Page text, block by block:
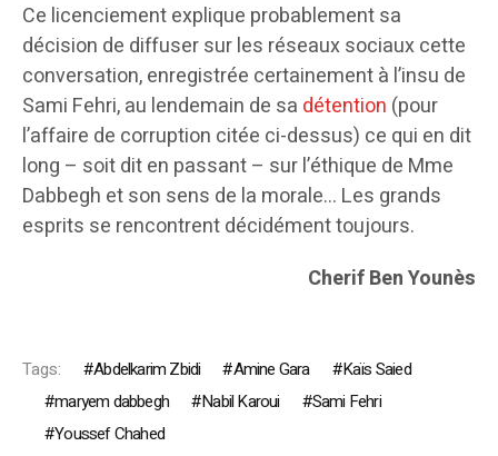
Ce licenciement explique probablement sa
décision de diffuser sur les réseaux sociaux cette
conversation, enregistrée certainement à l’insu de
Sami Fehri, au lendemain de sa détention (pour
l’affaire de corruption citée ci-dessus) ce qui en dit
long – soit dit en passant – sur l’éthique de Mme
Dabbegh et son sens de la morale… Les grands
esprits se rencontrent décidément toujours.
Cherif Ben Younès
Tags: Abdelkarim Zbidi Amine Gara
Kaïs Saied
maryem dabbegh
Nabil Karoui
Sami Fehri
Youssef Chahed